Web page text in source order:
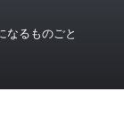
るものごと